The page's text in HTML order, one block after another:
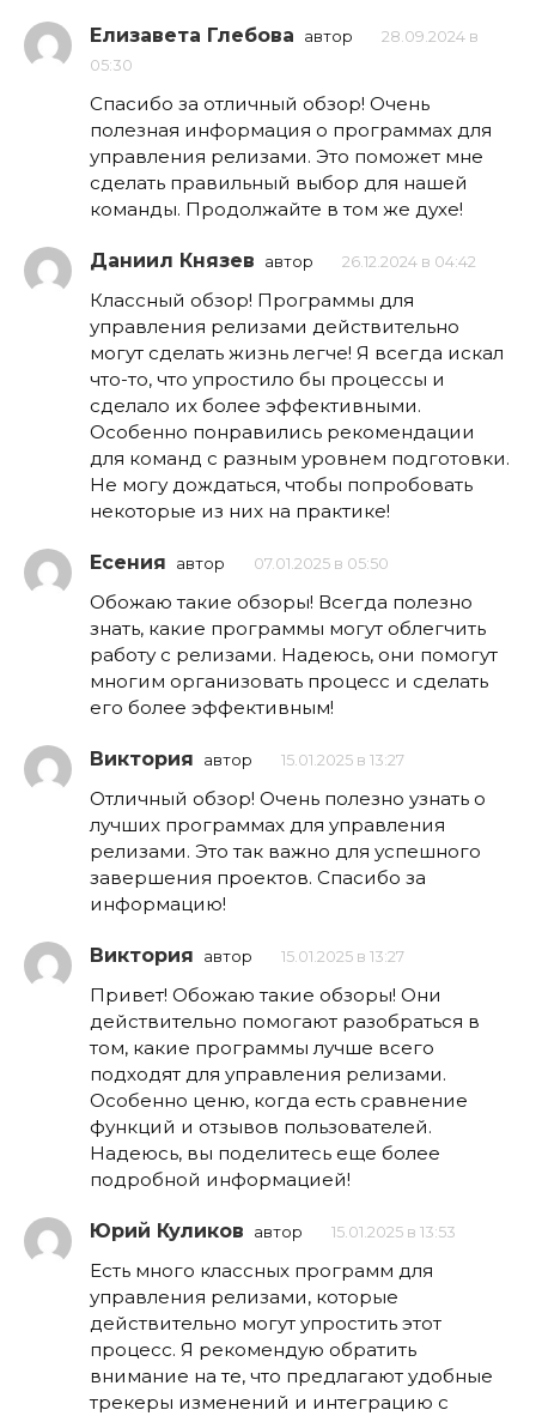
Елизавета Глебова автор
28.09.2024 в
05:30
Спасибо за отличный обзор! Очень
полезная информация о программах для
управления релизами. Это поможет мне
сделать правильный выбор для нашей
команды. Продолжайте в том же духе!
Даниил Князев автор 26.12.2024 в 04:42
Классный обзор! Программы для
управления релизами действительно
могут сделать жизнь легче! Я всегда искал
что-то, что упростило бы процессы и
сделало их более эффективными.
Особенно понравились рекомендации
для команд с разным уровнем подготовки.
Не могу дождаться, чтобы попробовать
некоторые из них на практике!
Есения автор 07.01.2025 в 05:50
Обожаю такие обзоры! Всегда полезно
знать, какие программы могут облегчить
работу с релизами. Надеюсь, они помогут
многим организовать процесс и сделать
его более эффективным!
Виктория автор 15.01.2025 в 13:27
Отличный обзор! Очень полезно узнать о
лучших программах для управления
релизами. Это так важно для успешного
завершения проектов. Спасибо за
информацию!
Виктория автор 15.01.2025 в 13:27
Привет! Обожаю такие обзоры! Они
действительно помогают разобраться в
том, какие программы лучше всего
подходят для управления релизами.
Особенно ценю, когда есть сравнение
функций и отзывов пользователей.
Надеюсь, вы поделитесь еще более
подробной информацией!
Юрий Куликов автор 15.01.2025 в 13:53
Есть много классных программ для
управления релизами, которые
действительно могут упростить этот
процесс. Я рекомендую обратить
внимание на те, что предлагают удобные
трекеры изменений и интеграцию с